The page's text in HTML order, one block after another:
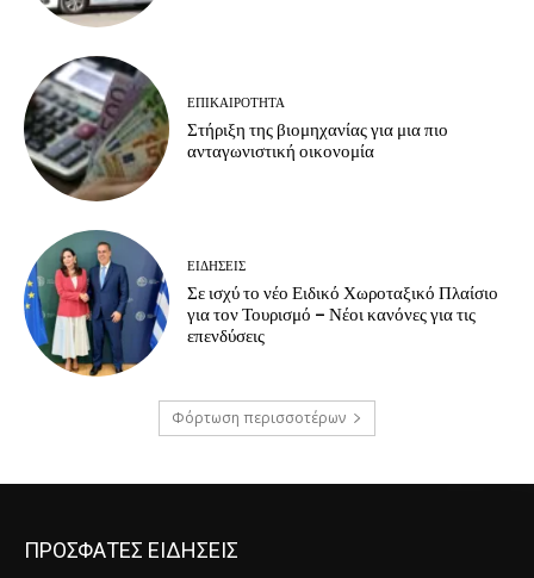
ΕΠΙΚΑΙΡΟΤΗΤΑ
Στήριξη της βιομηχανίας για μια πιο
ανταγωνιστική οικονομία
ΕΙΔΗΣΕΙΣ
Σε ισχύ το νέο Ειδικό Χωροταξικό Πλαίσιο
για τον Τουρισμό – Νέοι κανόνες για τις
επενδύσεις
Φόρτωση περισσοτέρων
ΠΡΟΣΦΑΤΕΣ ΕΙΔΗΣΕΙΣ